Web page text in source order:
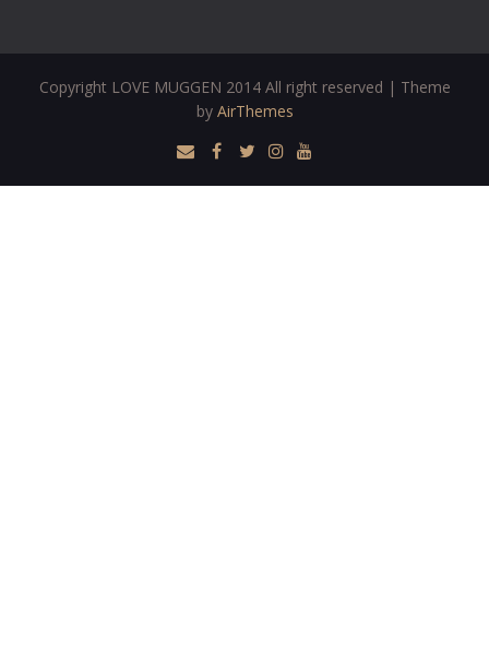
Copyright LOVE MUGGEN 2014 All right reserved | Theme
by AirThemes